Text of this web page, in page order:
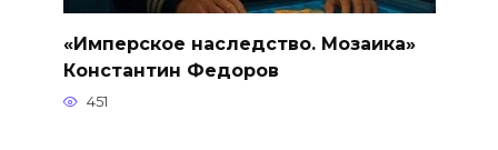
«Имперское наследство. Мозаика»
Константин Федоров
451